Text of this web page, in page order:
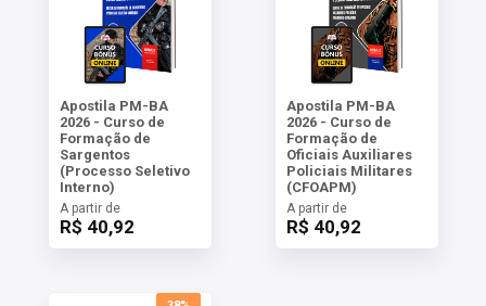
Apostila PM-BA
2026 - Curso de
Formação de
Sargentos
(Processo Seletivo
Interno)
A partir de
R$ 40,92
Apostila PM-BA
2026 - Curso de
Formação de
Oficiais Auxiliares
Policiais Militares
(CFOAPM)
A partir de
R$ 40,92